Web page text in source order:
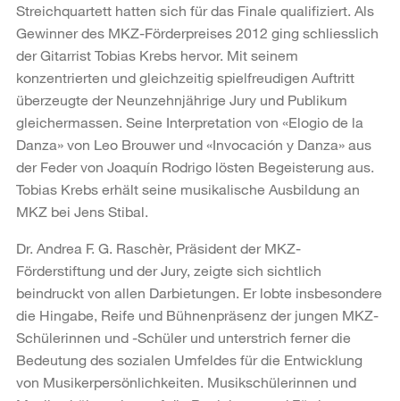
Streichquartett hatten sich für das Finale qualifiziert. Als
Gewinner des MKZ-Förderpreises 2012 ging schliesslich
der Gitarrist Tobias Krebs hervor. Mit seinem
konzentrierten und gleichzeitig spielfreudigen Auftritt
überzeugte der Neunzehnjährige Jury und Publikum
gleichermassen. Seine Interpretation von «Elogio de la
Danza» von Leo Brouwer und «Invocación y Danza» aus
der Feder von Joaquín Rodrigo lösten Begeisterung aus.
Tobias Krebs erhält seine musikalische Ausbildung an
MKZ bei Jens Stibal.
Dr. Andrea F. G. Raschèr, Präsident der MKZ-
Förderstiftung und der Jury, zeigte sich sichtlich
beindruckt von allen Darbietungen. Er lobte insbesondere
die Hingabe, Reife und Bühnenpräsenz der jungen MKZ-
Schülerinnen und -Schüler und unterstrich ferner die
Bedeutung des sozialen Umfeldes für die Entwicklung
von Musikerpersönlichkeiten. Musikschülerinnen und